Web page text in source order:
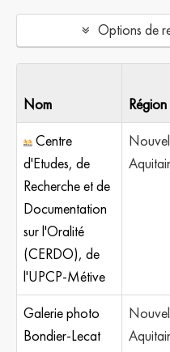
Options de
Nom Région
Centre
d'Etudes, de
Recherche et de
Documentation
sur l'Oralité
(CERDO), de
l'UPCP-Métive
Galerie photo
Bondier-Lecat